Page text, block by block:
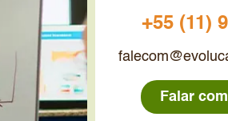
+55 (11)
Falar